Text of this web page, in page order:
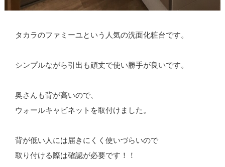
タカラのファミーユという人気の洗面化粧台です。
シンプルながら引出も頑丈で使い勝手が良いです。
奥さんも背が高いので、
ウォールキャビネットを取付けました。
背が低い人には届きにくく使いづらいので
取り付ける際は確認が必要です！！